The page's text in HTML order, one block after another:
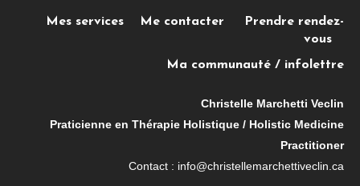
Mes services Me contacter
Prendre rendez-
vous
Ma communauté / infolettre
Christelle Marchetti Veclin
Praticienne en Thérapie Holistique / Holistic Medicine
Practitioner
Contact : info@christellemarchettiveclin.ca